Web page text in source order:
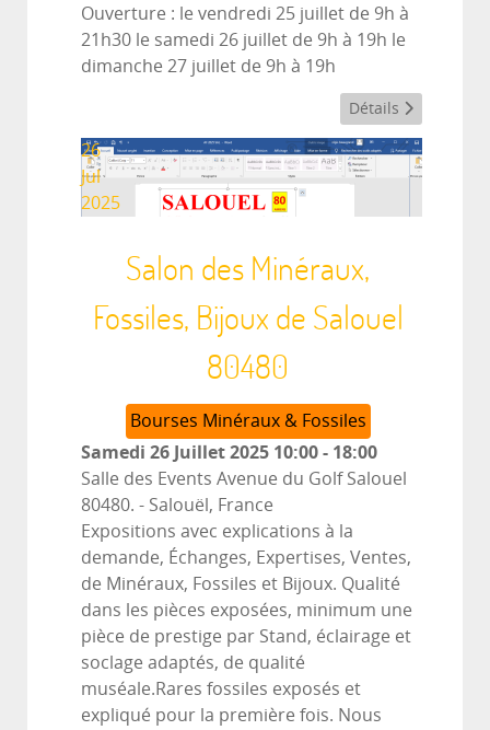
Ouverture : le vendredi 25 juillet de 9h à
21h30 le samedi 26 juillet de 9h à 19h le
dimanche 27 juillet de 9h à 19h
Détails
26
Jul
2025
Salon des Minéraux,
Fossiles, Bijoux de Salouel
80480
Bourses Minéraux & Fossiles
Samedi 26 Juillet 2025 10:00- 18:00
Salle des Events Avenue du Golf Salouel
80480. - Salouël, France
Expositions avec explications à la
demande, Échanges, Expertises, Ventes,
de Minéraux, Fossiles et Bijoux. Qualité
dans les pièces exposées, minimum une
pièce de prestige par Stand, éclairage et
soclage adaptés, de qualité
muséale.Rares fossiles exposés et
expliqué pour la première fois. Nous